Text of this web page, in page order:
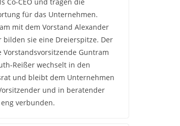
für das Unternehmen.
mit dem Vorstand Alexander
bilden sie eine Dreierspitze. Der
Vorstandsvorsitzende Guntram
Reißer wechselt in den
und bleibt dem Unternehmen
und in beratender
verbunden.